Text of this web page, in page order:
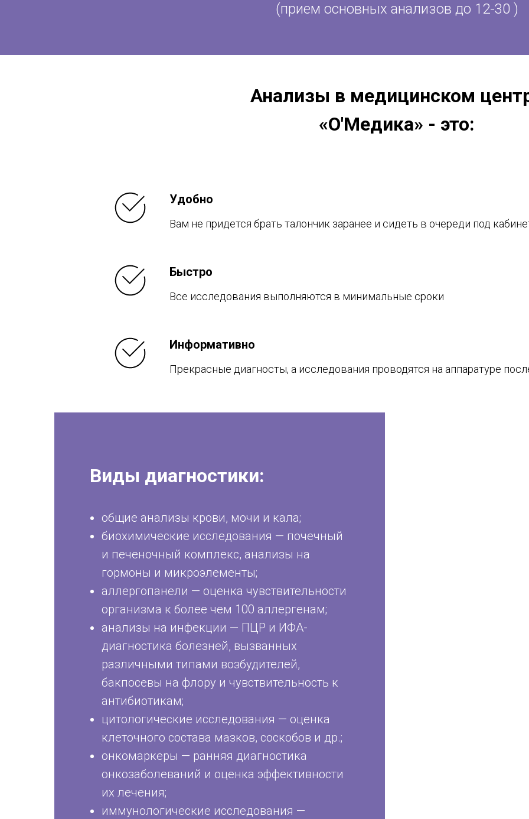
(прием основных анализов до 12-30 )
Анализы в медицинском
«О'Медика» - это:
Удобно
Вам не придется брать талончик заранее и сидеть в очереди под
Быстро
Все исследования выполняются в минимальные сроки
Информативно
Прекрасные диагносты, а исследования проводятся на аппаратуре
Виды диагностики:
общие анализы крови, мочи и кала;
биохимические исследования — почечный
и печеночный комплекс, анализы на
гормоны и микроэлементы;
аллергопанели — оценка чувствительности
организма к более чем 100 аллергенам;
анализы на инфекции — ПЦР и ИФА-
диагностика болезней, вызванных
различными типами возбудителей,
бакпосевы на флору и чувствительность к
антибиотикам;
цитологические исследования — оценка
клеточного состава мазков, соскобов и др.;
онкомаркеры — ранняя диагностика
онкозаболеваний и оценка эффективности
их лечения;
иммунологические исследования —